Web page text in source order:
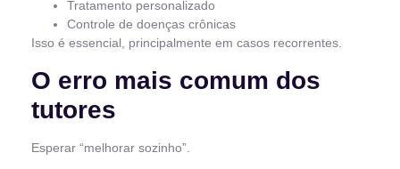
Tratamento personalizado
Controle de doenças crônicas
Isso é essencial, principalmente em casos recorrentes.
O erro mais comum dos
tutores
Esperar “melhorar sozinho”.